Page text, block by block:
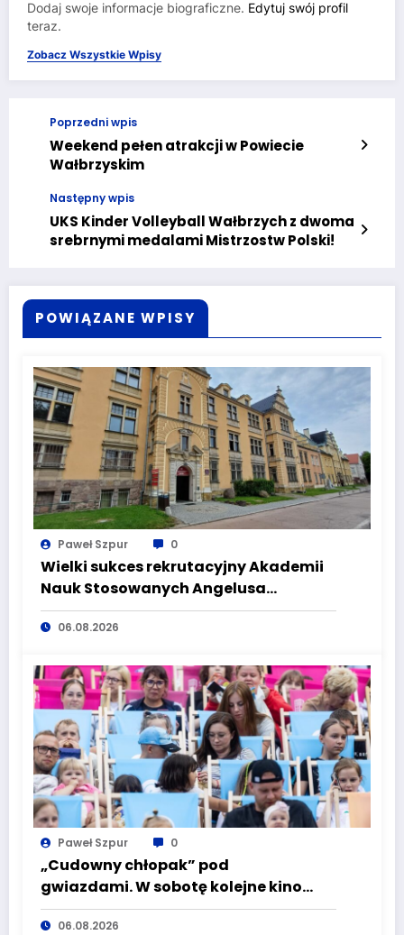
Dodaj swoje informacje biograficzne. Edytuj swój profil
teraz.
Zobacz Wszystkie Wpisy
Poprzedni wpis
Weekend pełen atrakcji w Powiecie
Wałbrzyskim
Następny wpis
UKS Kinder Volleyball Wałbrzych z dwoma
srebrnymi medalami Mistrzostw Polski!
POWIĄZANE WPISY
Paweł Szpur 0
Wielki sukces rekrutacyjny Akademii
Nauk Stosowanych Angelusa
Silesiusa! Uczelnia bije rekordy, ale Ty
wciąż masz szansę – weź udział w II
06.08.2026
Paweł Szpur 0
„Cudowny chłopak” pod
gwiazdami. W sobotę kolejne kino
plenerowe w Aqua Zdroju
06.08.2026